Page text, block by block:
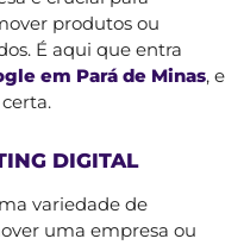
produtos ou
É aqui que entra
em Pará de Minas, e
DIGITAL
variedade de
uma empresa ou